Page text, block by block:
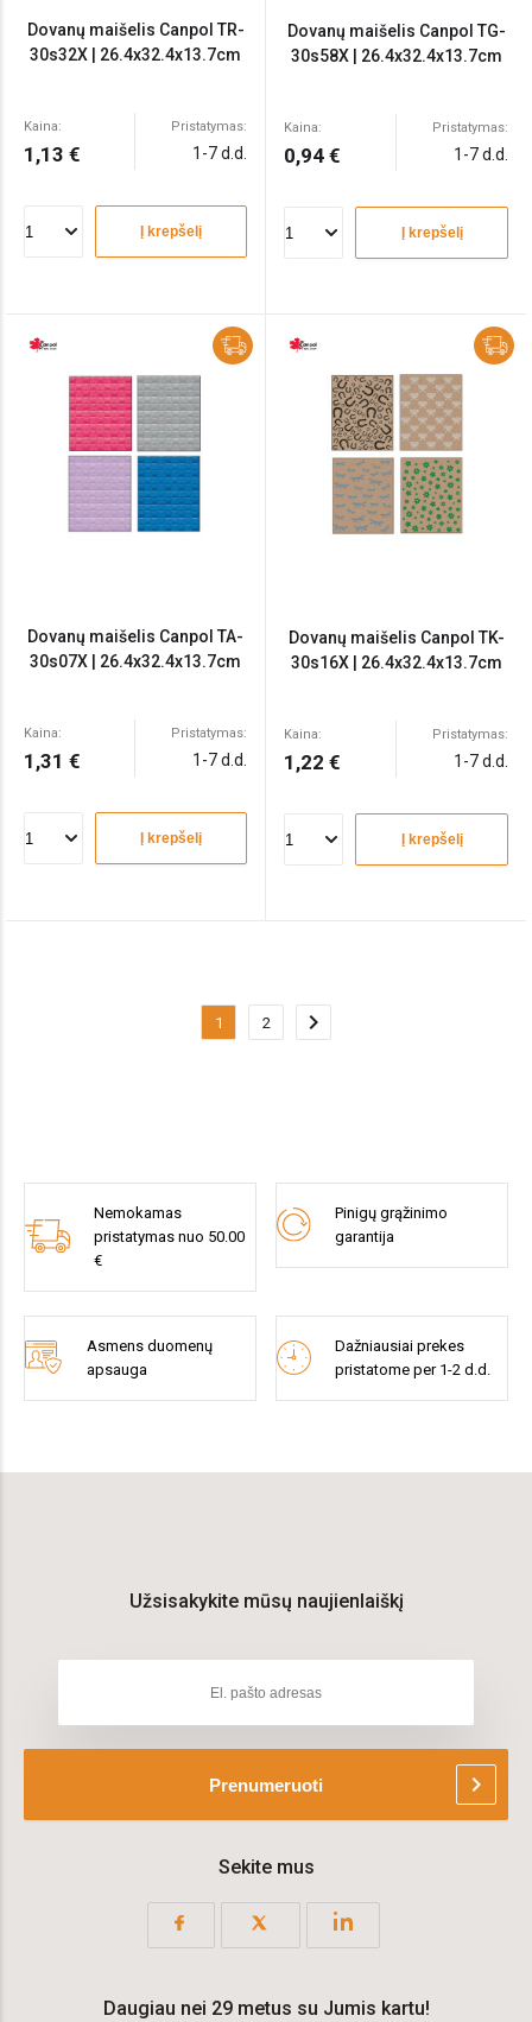
Dovanų maišelis Canpol TR-
30s32X | 26.4x32.4x13.7cm
Kaina:
1,13 €
Pristatymas:
1-7 d.d.
Į krepšelį
Dovanų maišelis Canpol TG-
30s58X | 26.4x32.4x13.7cm
Kaina:
0,94 €
Pristatymas:
1-7 d.d.
Į krepšelį
Dovanų maišelis Canpol TA-
30s07X | 26.4x32.4x13.7cm
Kaina:
1,31 €
Pristatymas:
1-7 d.d.
Į krepšelį
Dovanų maišelis Canpol TK-
30s16X | 26.4x32.4x13.7cm
Kaina:
1,22 €
Pristatymas:
1-7 d.d.
Į krepšelį
1 2 chevron_right
Nemokamas
pristatymas nuo 50.00
€
Pinigų grąžinimo
garantija
Asmens duomenų
apsauga
Dažniausiai prekes
pristatome per 1-2 d.d.
Užsisakykite mūsų naujienlaiškį
Prenumeruoti chevron_right
Sekite mus
Daugiau nei 29 metus su Jumis kartu!